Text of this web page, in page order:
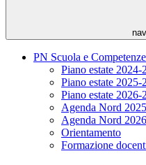
PN Scuola e
Piano estate 2024-
Piano estate 2025-
Piano estate 2026-
Agenda Nord
Agenda Nord
Orientamento
Formazione